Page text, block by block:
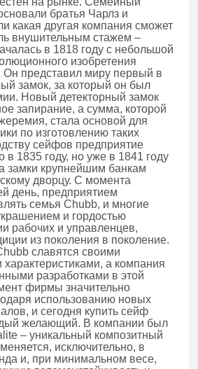
братья Чарлз и
какая другая компания сможет
внушительным стажем –
в 1818 году с небольшой
изобретения
представил миру первый в
замок, за который он был
Новый детекторный замок
запирание, а сумма, которой
стала основой для
по изготовлению таких
сейфов предприятие
в 1835 году, но уже в 1841 году
замки крупнейшим банкам
дворцу. С момента
день, предприятием
семья Chubb, и многие
и гордостью
рабочих и управленцев,
из поколения в поколение.
славятся своими
а компания
разработками в этой
фирмы значительно
использованию новых
и сегодня купить сейф
желающий. В компании был
– уникальный композитный
исключительно, в
и, при минимальном весе,